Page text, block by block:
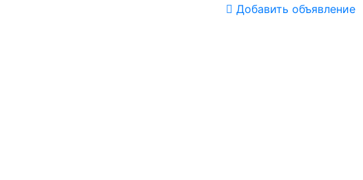
Добавить объявление